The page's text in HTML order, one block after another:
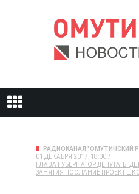
РАДИОКАНАЛ "ОМУТИНСКИЙ
01 ДЕКАБРЯ 2017, 18:00
ГЛАВА ГУБЕРНАТОР ДЕПУТАТЫ
ЗАНЯТИЯ ПОСЛАНИЕ ПРОЕКТ